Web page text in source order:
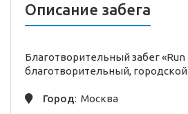
Описание забега
Благотворительный забег
благотворительный, городской
Город: Москва